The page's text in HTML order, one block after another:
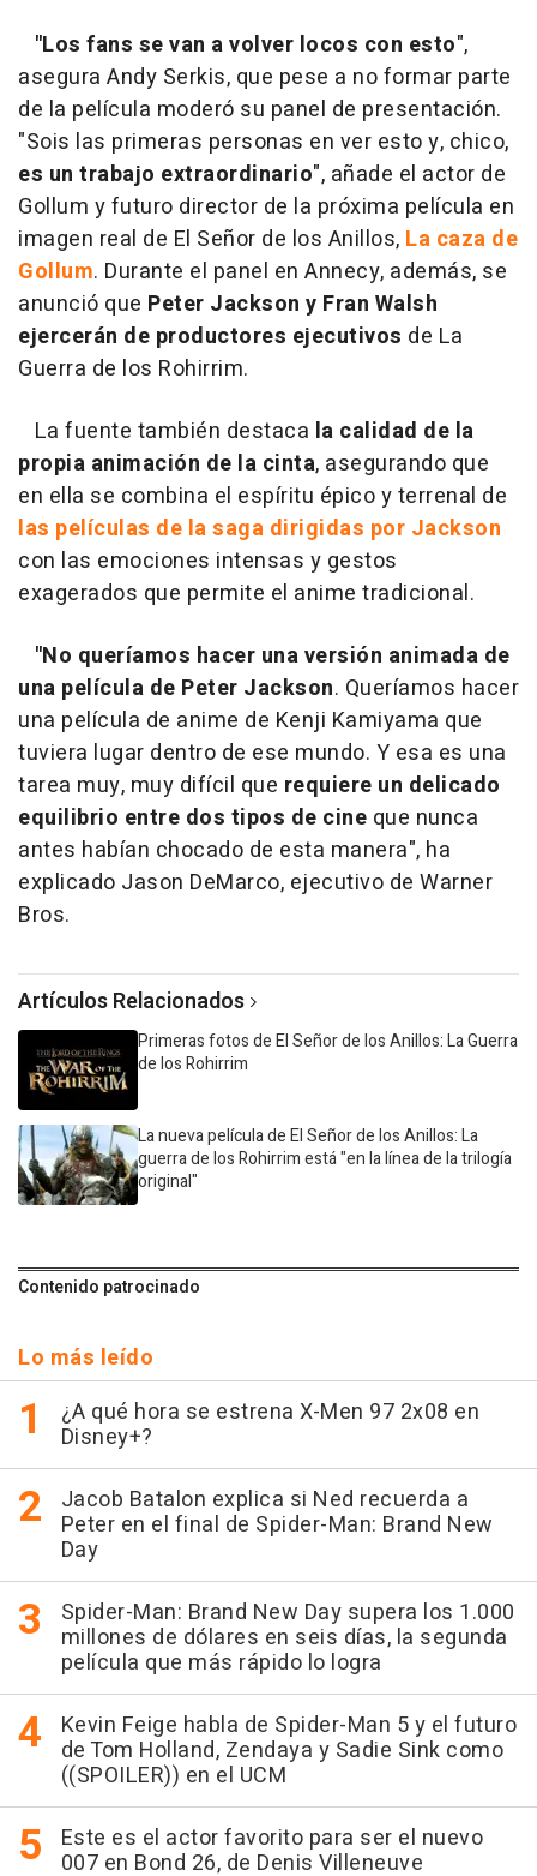
"Los fans se van a volver locos con esto",
asegura Andy Serkis, que pese a no formar parte
de la película moderó su panel de presentación.
"Sois las primeras personas en ver esto y, chico,
es un trabajo extraordinario", añade el actor de
Gollum y futuro director de la próxima película en
imagen real de El Señor de los Anillos, La caza de
Gollum. Durante el panel en Annecy, además, se
anunció que Peter Jackson y Fran Walsh
ejercerán de productores ejecutivos de La
Guerra de los Rohirrim.
La fuente también destaca la calidad de la
propia animación de la cinta, asegurando que
en ella se combina el espíritu épico y terrenal de
las películas de la saga dirigidas por Jackson
con las emociones intensas y gestos
exagerados que permite el anime tradicional.
"No queríamos hacer una versión animada de
una película de Peter Jackson. Queríamos hacer
una película de anime de Kenji Kamiyama que
tuviera lugar dentro de ese mundo. Y esa es una
tarea muy, muy difícil que requiere un delicado
equilibrio entre dos tipos de cine que nunca
antes habían chocado de esta manera", ha
explicado Jason DeMarco, ejecutivo de Warner
Bros.
Artículos Relacionados
Primeras fotos de El Señor de los Anillos: La Guerra
de los Rohirrim
La nueva película de El Señor de los Anillos: La
guerra de los Rohirrim está "en la línea de la trilogía
original"
Contenido patrocinado
Lo más leído
¿A qué hora se estrena X-Men 97 2x08 en
Disney+?
Jacob Batalon explica si Ned recuerda a
Peter en el final de Spider-Man: Brand New
Day
Spider-Man: Brand New Day supera los 1.000
millones de dólares en seis días, la segunda
película que más rápido lo logra
Kevin Feige habla de Spider-Man 5 y el futuro
de Tom Holland, Zendaya y Sadie Sink como
((SPOILER)) en el UCM
Este es el actor favorito para ser el nuevo
007 en Bond 26, de Denis Villeneuve